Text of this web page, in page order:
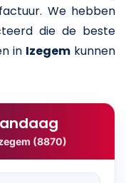
We hebben
die de beste
in Izegem kunnen
(8870)